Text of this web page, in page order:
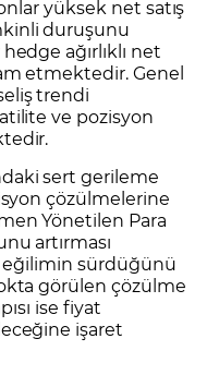
yüksek net satış
duruşunu
ağırlıklı net
etmektedir. Genel
trendi
ve pozisyon
sert gerileme
çözülmelerine
Yönetilen Para
artırması
eğilimin sürdüğünü
görülen çözülme
ise fiyat
işaret